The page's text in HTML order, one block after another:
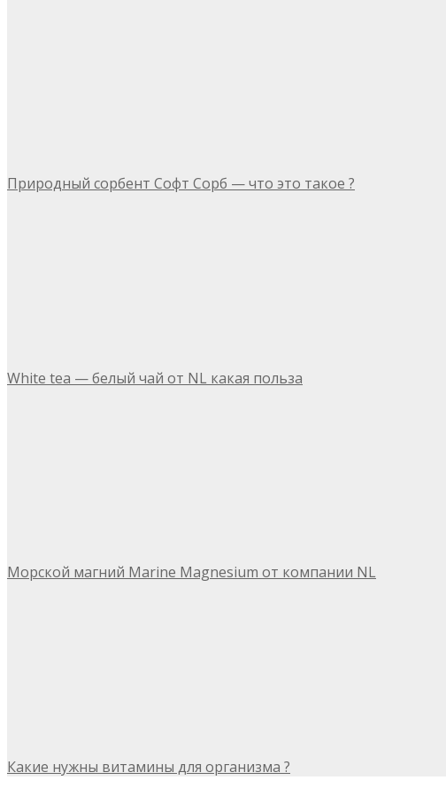
Природный сорбент Софт Сорб — что это такое ?
White tea — белый чай от NL какая польза
Морской магний Marine Magnesium от компании NL
Какие нужны витамины для организма ?